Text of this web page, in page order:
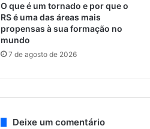
O que é um tornado e por que o
RS é uma das áreas mais
propensas à sua formação no
mundo
7 de agosto de 2026
Deixe um comentário